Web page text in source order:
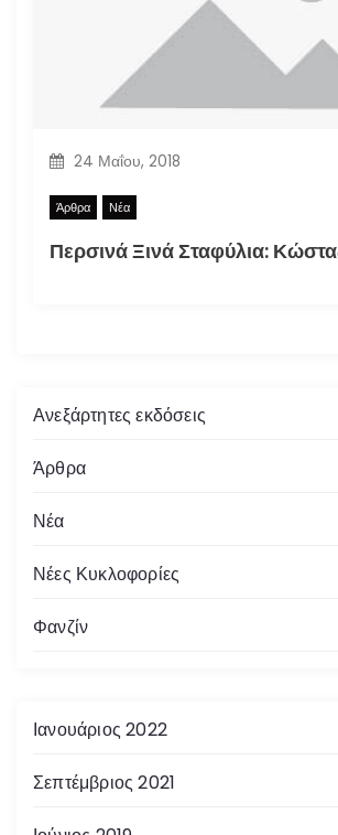
24 Μαΐου, 2018
Άρθρα Νέα
Ανεξάρτητες εκδόσεις
Άρθρα
Νέα
Νέες Κυκλοφορίες
Φανζίν
Ιανουάριος 2022
Σεπτέμβριος 2021